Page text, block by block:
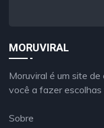
MORUVIRAL
Moruviral é um site
você a fazer escolhas
Sobre